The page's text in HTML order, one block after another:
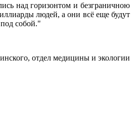
над горизонтом и безграничною
людей, а они всё еще будут
собой."
отдел медицины и экологии